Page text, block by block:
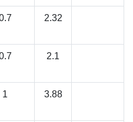
2.32
2.1
1 3.88